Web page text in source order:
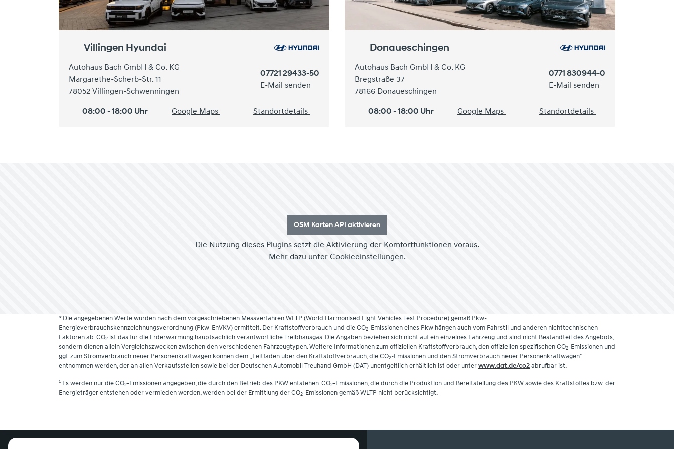
Villingen Hyundai
Autohaus Bach GmbH & Co. KG
Margarethe-Scherb-Str. 11
78052 Villingen-Schwenningen
07721 29433-50
E-Mail senden
08:00 - 18:00 Uhr Google Maps Standortdetails
Donaueschingen
Autohaus Bach GmbH & Co. KG
Bregstraße 37
78166 Donaueschingen
0771 830944-0
E-Mail senden
08:00 - 18:00 Uhr Google Maps Standortdetails
OSM Karten API aktivieren
Die Nutzung dieses Plugins setzt die Aktivierung der Komfortfunktionen voraus.
Mehr dazu unter Cookieeinstellungen.
* Die angegebenen Werte wurden nach dem vorgeschriebenen Messverfahren WLTP (World Harmonised Light Vehicles Test Procedure) gemäß Pkw-
Energieverbrauchskennzeichnungsverordnung (Pkw-EnVKV) ermittelt. Der Kraftstoffverbrauch und die CO2-Emissionen eines Pkw hängen auch vom Fahrstil und anderen nichttechnischen
Faktoren ab. CO2 ist das für die Erderwärmung hauptsächlich verantwortliche Treibhausgas. Die Angaben beziehen sich nicht auf ein einzelnes Fahrzeug und sind nicht Bestandteil des Angebots,
sondern dienen allein Vergleichszwecken zwischen den verschiedenen Fahrzeugtypen. Weitere Informationen zum offiziellen Kraftstoffverbrauch, den offiziellen spezifischen CO2-Emissionen und
ggf. zum Stromverbrauch neuer Personenkraftwagen können dem „Leitfaden über den Kraftstoffverbrauch, die CO2-Emissionen und den Stromverbrauch neuer Personenkraftwagen“
entnommen werden, der an allen Verkaufsstellen sowie bei der Deutschen Automobil Treuhand GmbH (DAT) unentgeltlich erhältlich ist oder unterwww.dat.de/co2abrufbar ist.
¹ Es werden nur die CO2-Emissionen angegeben, die durch den Betrieb des PKW entstehen. CO2-Emissionen, die durch die Produktion und Bereitstellung des PKW sowie des Kraftstoffes bzw. der
Energieträger entstehen oder vermieden werden, werden bei der Ermittlung der CO2-Emissionen gemäß WLTP nicht berücksichtigt.